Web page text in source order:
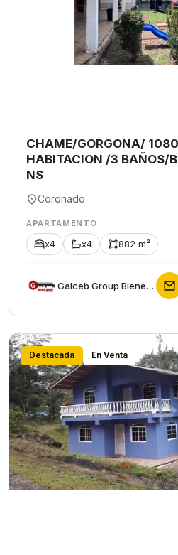
CHAME/GORGONA/
HABITACION /3 BAÑOS/
NS
Coronado
APARTAMENTO
x4 x4 882 m²
Galceb Group Bienes Raices
Destacada En Venta